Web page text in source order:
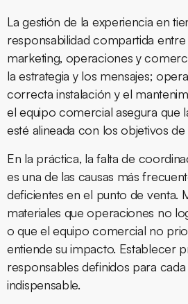
La gestión de la experiencia en
responsabilidad compartida
marketing, operaciones y
la estrategia y los mensajes;
correcta instalación y el
el equipo comercial asegura que
esté alineada con los objetivos de
En la práctica, la falta de
es una de las causas más
deficientes en el punto de venta.
materiales que operaciones no
o que el equipo comercial no
entiende su impacto. Establecer
responsables definidos para
indispensable.